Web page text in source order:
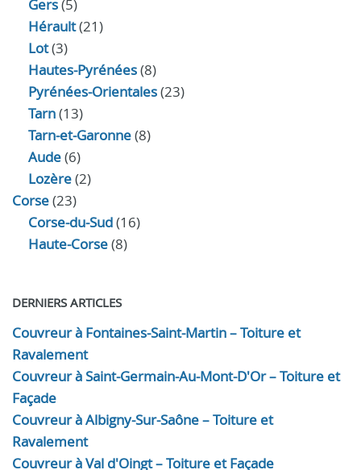
Gers(5)
Hérault(21)
Lot(3)
Hautes-Pyrénées(8)
Pyrénées-Orientales(23)
Tarn(13)
Tarn-et-Garonne(8)
Aude(6)
Lozère(2)
Corse(23)
Corse-du-Sud(16)
Haute-Corse(8)
DERNIERS ARTICLES
Couvreur à Fontaines-Saint-Martin – Toiture et
Ravalement
Couvreur à Saint-Germain-Au-Mont-D'Or – Toiture et
Façade
Couvreur à Albigny-Sur-Saône – Toiture et
Ravalement
Couvreur à Val d'Oingt – Toiture et Façade